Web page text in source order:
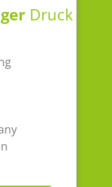
Druck